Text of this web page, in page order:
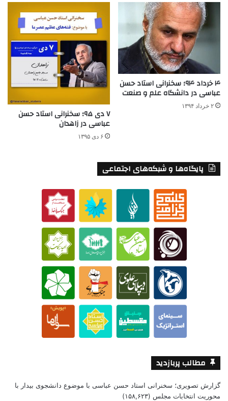
۴ خرداد ۹۴؛ سخنرانی استاد حسن
عباسی در دانشگاه علم و صنعت
۲ خرداد ۱۳۹۴
۷ دی ۹۵؛ سخنرانی استاد حسن
عباسی در زاهدان
۶ دی ۱۳۹۵
پایگاه‌ها و شبکه‌های اجتماعی
مطالب پربازدید
گزارش تصویری؛ سخنرانی استاد حسن عباسی با موضوع دانشجوی بیدار با
محوریت انتخابات مجلس (۱۵۸,۶۲۳)